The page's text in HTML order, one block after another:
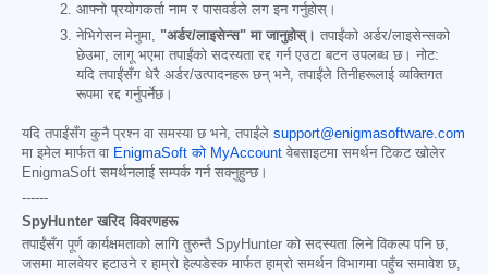
आफ्नो प्रयोगकर्ता नाम र पासवर्डले लग इन गर्नुहोस्।
नेभिगेसन मेनुमा, "अर्डर/लाइसेन्स" मा जानुहोस्। तपाईंको अर्डर/लाइसेन्सको
छेउमा, लागू भएमा तपाईंको सदस्यता रद्द गर्न एउटा बटन उपलब्ध छ। नोट:
यदि तपाईंसँग धेरै अर्डर/उत्पादनहरू छन् भने, तपाईंले तिनीहरूलाई व्यक्तिगत
रूपमा रद्द गर्नुपर्नेछ।
यदि तपाईंसँग कुनै प्रश्न वा समस्या छ भने, तपाईंले support@enigmasoftware.com
मा इमेल मार्फत वा EnigmaSoft को MyAccount वेबसाइटमा समर्थन टिकट खोलेर
EnigmaSoft समर्थनलाई सम्पर्क गर्न सक्नुहुन्छ।
------
SpyHunter खरिद विवरणहरू
तपाईंसँग पूर्ण कार्यक्षमताको लागि तुरुन्तै SpyHunter को सदस्यता लिने विकल्प पनि छ,
जसमा मालवेयर हटाउने र हाम्रो हेल्पडेस्क मार्फत हाम्रो समर्थन विभागमा पहुँच समावेश छ,